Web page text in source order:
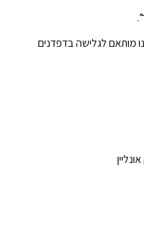
מותאם לגלישה בדפדנים